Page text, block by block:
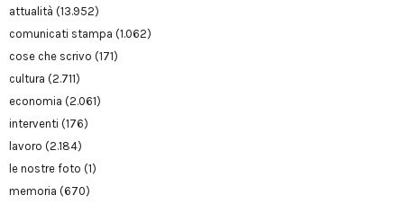
attualità (13.952)
comunicati stampa (1.062)
cose che scrivo (171)
cultura (2.711)
economia (2.061)
interventi (176)
lavoro (2.184)
le nostre foto (1)
memoria (670)